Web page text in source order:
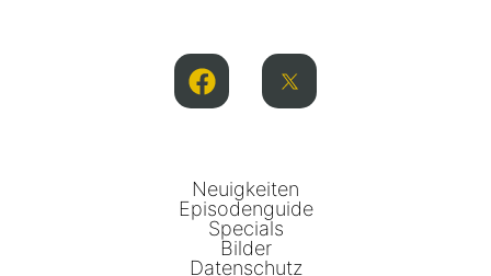
Neuigkeiten
Episodenguide
Specials
Bilder
Datenschutz